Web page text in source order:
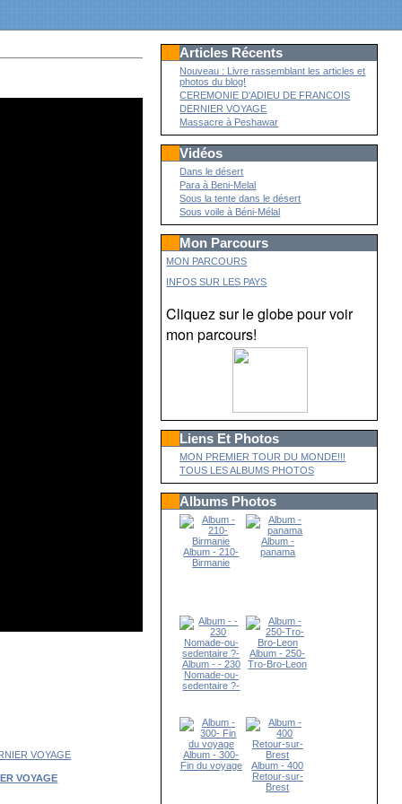
VOYAGE
Articles Récents
Nouveau : Livre rassemblant les articles et
photos du blog!
CEREMONIE D'ADIEU DE FRANCOIS
DERNIER VOYAGE
Massacre à Peshawar
Vidéos
Dans le désert
Para à Beni-Melal
Sous la tente dans le désert
Sous voile à Béni-Mélal
Mon Parcours
MON PARCOURS
INFOS SUR LES PAYS
Cliquez sur le globe pour voir
mon parcours!
Liens Et Photos
MON PREMIER TOUR DU MONDE!!!
TOUS LES ALBUMS PHOTOS
Albums Photos
Album - 210-
Birmanie
Album -
panama
Album - - 230
Nomade-ou-
sedentaire ?-
Album - 250-
Tro-Bro-Leon
Album - 300-
Fin du voyage
Album - 400
Retour-sur-
Brest